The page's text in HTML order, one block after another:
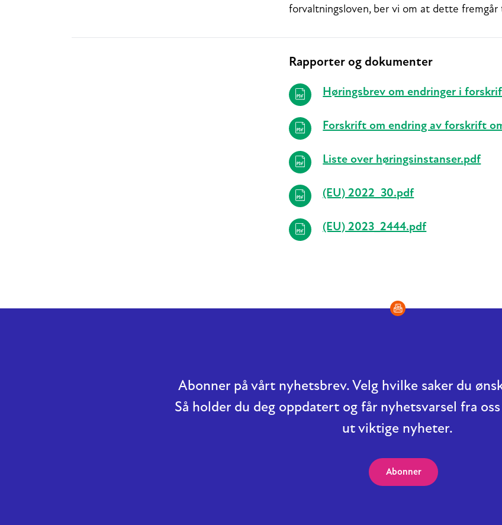
forvaltningsloven, ber vi om at dette
Relaterte
Rapporter og dokumenter
Høringsbrev om endringer i
Forskrift om endring av forskrift
Liste over høringsinstanser.pdf
(EU) 2022_30.pdf
(EU) 2023_2444.pdf
Abonner på vårt nyhetsbrev. Velg hvilke saker du
Så holder du deg oppdatert og får nyhetsvarsel fra
ut viktige nyheter.
Abonner